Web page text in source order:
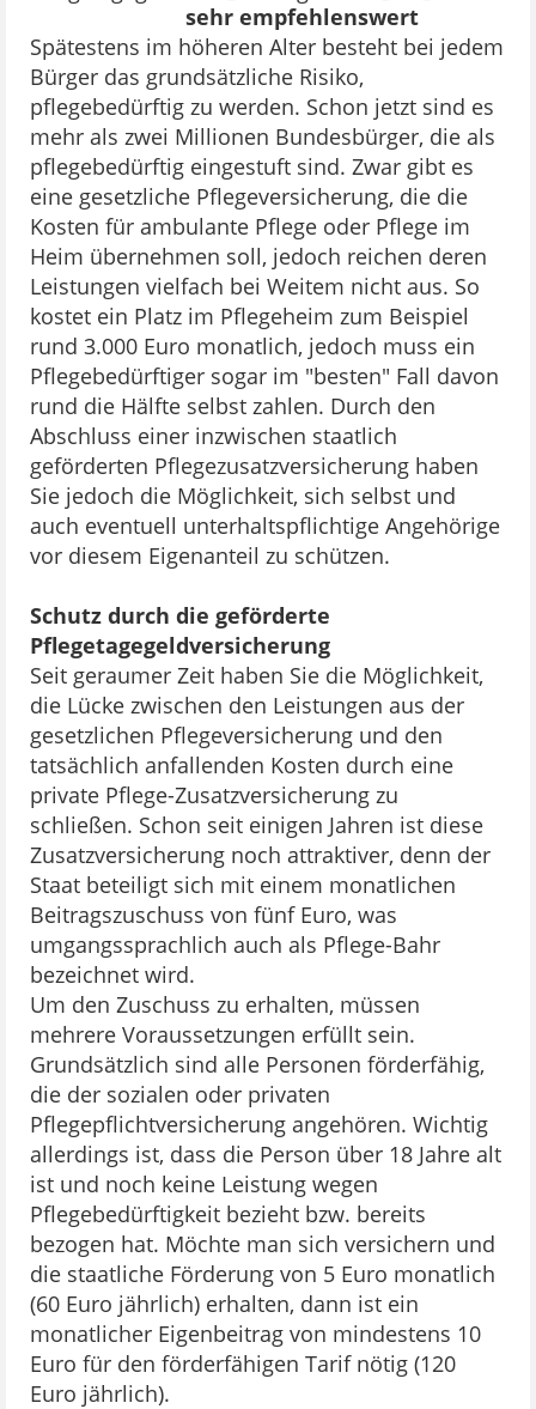
sehr empfehlenswert
Spätestens im höheren Alter besteht bei jedem
Bürger das grundsätzliche Risiko,
pflegebedürftig zu werden. Schon jetzt sind es
mehr als zwei Millionen Bundesbürger, die als
pflegebedürftig eingestuft sind. Zwar gibt es
eine gesetzliche Pflegeversicherung, die die
Kosten für ambulante Pflege oder Pflege im
Heim übernehmen soll, jedoch reichen deren
Leistungen vielfach bei Weitem nicht aus. So
kostet ein Platz im Pflegeheim zum Beispiel
rund 3.000 Euro monatlich, jedoch muss ein
Pflegebedürftiger sogar im "besten" Fall davon
rund die Hälfte selbst zahlen. Durch den
Abschluss einer inzwischen staatlich
geförderten Pflegezusatzversicherung haben
Sie jedoch die Möglichkeit, sich selbst und
auch eventuell unterhaltspflichtige Angehörige
vor diesem Eigenanteil zu schützen.
Schutz durch die geförderte
Pflegetagegeldversicherung
Seit geraumer Zeit haben Sie die Möglichkeit,
die Lücke zwischen den Leistungen aus der
gesetzlichen Pflegeversicherung und den
tatsächlich anfallenden Kosten durch eine
private Pflege-Zusatzversicherung zu
schließen. Schon seit einigen Jahren ist diese
Zusatzversicherung noch attraktiver, denn der
Staat beteiligt sich mit einem monatlichen
Beitragszuschuss von fünf Euro, was
umgangssprachlich auch als Pflege-Bahr
bezeichnet wird.
Um den Zuschuss zu erhalten, müssen
mehrere Voraussetzungen erfüllt sein.
Grundsätzlich sind alle Personen förderfähig,
die der sozialen oder privaten
Pflegepflichtversicherung angehören. Wichtig
allerdings ist, dass die Person über 18 Jahre alt
ist und noch keine Leistung wegen
Pflegebedürftigkeit bezieht bzw. bereits
bezogen hat. Möchte man sich versichern und
die staatliche Förderung von 5 Euro monatlich
(60 Euro jährlich) erhalten, dann ist ein
monatlicher Eigenbeitrag von mindestens 10
Euro für den förderfähigen Tarif nötig (120
Euro jährlich).